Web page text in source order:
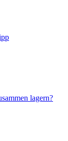
lagern?